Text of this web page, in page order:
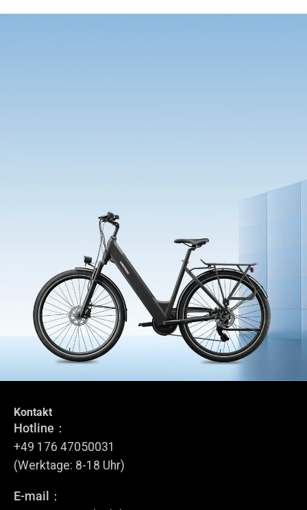
Tritt dem GRUNDIG Circle bei
Melde dich für unseren Newsletter an.
Kontakt
Hotline：
+49 176 47050031
(Werktage: 8-18 Uhr)
E-mail：